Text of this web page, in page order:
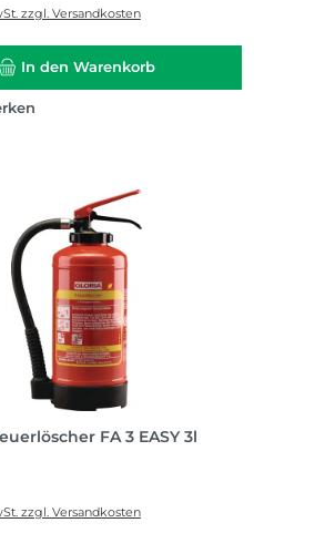
zzgl. Versandkosten
In den Warenkorb
FA 3 EASY 3l
zzgl. Versandkosten